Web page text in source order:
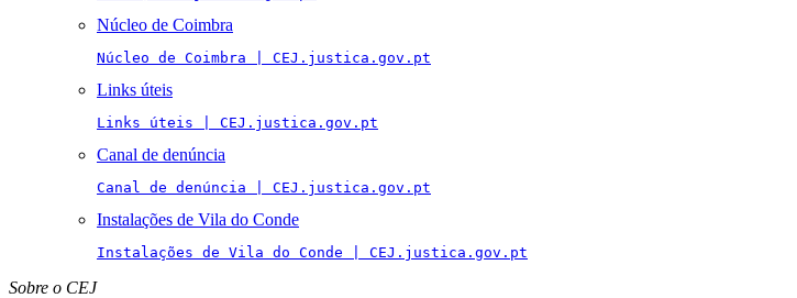
Núcleo de Coimbra
Núcleo de Coimbra | CEJ.justica.gov.pt
Links úteis
Links úteis | CEJ.justica.gov.pt
Canal de denúncia
Canal de denúncia | CEJ.justica.gov.pt
Instalações de Vila do Conde
Instalações de Vila do Conde | CEJ.justica.gov.pt
Sobre o CEJ